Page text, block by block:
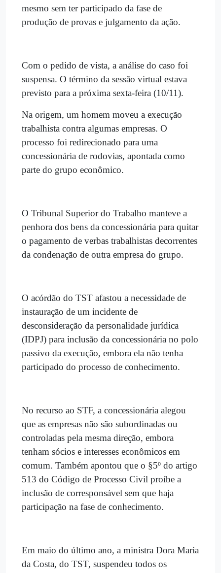
mesmo sem ter participado da fase de
produção de provas e julgamento da ação.
Com o pedido de vista, a análise do caso foi
suspensa. O término da sessão virtual estava
previsto para a próxima sexta-feira (10/11).
Na origem, um homem moveu a execução
trabalhista contra algumas empresas. O
processo foi redirecionado para uma
concessionária de rodovias, apontada como
parte do grupo econômico.
O Tribunal Superior do Trabalho manteve a
penhora dos bens da concessionária para quitar
o pagamento de verbas trabalhistas decorrentes
da condenação de outra empresa do grupo.
O acórdão do TST afastou a necessidade de
instauração de um incidente de
desconsideração da personalidade jurídica
(IDPJ) para inclusão da concessionária no polo
passivo da execução, embora ela não tenha
participado do processo de conhecimento.
No recurso ao STF, a concessionária alegou
que as empresas não são subordinadas ou
controladas pela mesma direção, embora
tenham sócios e interesses econômicos em
comum. Também apontou que o §5º do artigo
513 do Código de Processo Civil proíbe a
inclusão de corresponsável sem que haja
participação na fase de conhecimento.
Em maio do último ano, a ministra Dora Maria
da Costa, do TST, suspendeu todos os